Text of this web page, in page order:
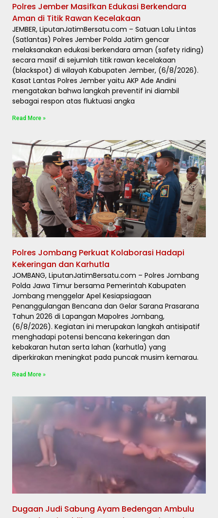
Polres Jember Masifkan Edukasi Berkendara
Aman di Titik Rawan Kecelakaan
JEMBER, LiputanJatimBersatu.com – Satuan Lalu Lintas
(Satlantas) Polres Jember Polda Jatim gencar
melaksanakan edukasi berkendara aman (safety riding)
secara masif di sejumlah titik rawan kecelakaan
(blackspot) di wilayah Kabupaten Jember, (6/8/2026).
Kasat Lantas Polres Jember yaitu AKP Ade Andini
mengatakan bahwa langkah preventif ini diambil
sebagai respon atas fluktuasi angka
Read More »
Polres Jombang Perkuat Kolaborasi Hadapi
Kekeringan dan Karhutla
JOMBANG, LiputanJatimBersatu.com – Polres Jombang
Polda Jawa Timur bersama Pemerintah Kabupaten
Jombang menggelar Apel Kesiapsiagaan
Penanggulangan Bencana dan Gelar Sarana Prasarana
Tahun 2026 di Lapangan Mapolres Jombang,
(6/8/2026). Kegiatan ini merupakan langkah antisipatif
menghadapi potensi bencana kekeringan dan
kebakaran hutan serta lahan (karhutla) yang
diperkirakan meningkat pada puncak musim kemarau.
Read More »
Dugaan Judi Sabung Ayam Bedengan Ambulu